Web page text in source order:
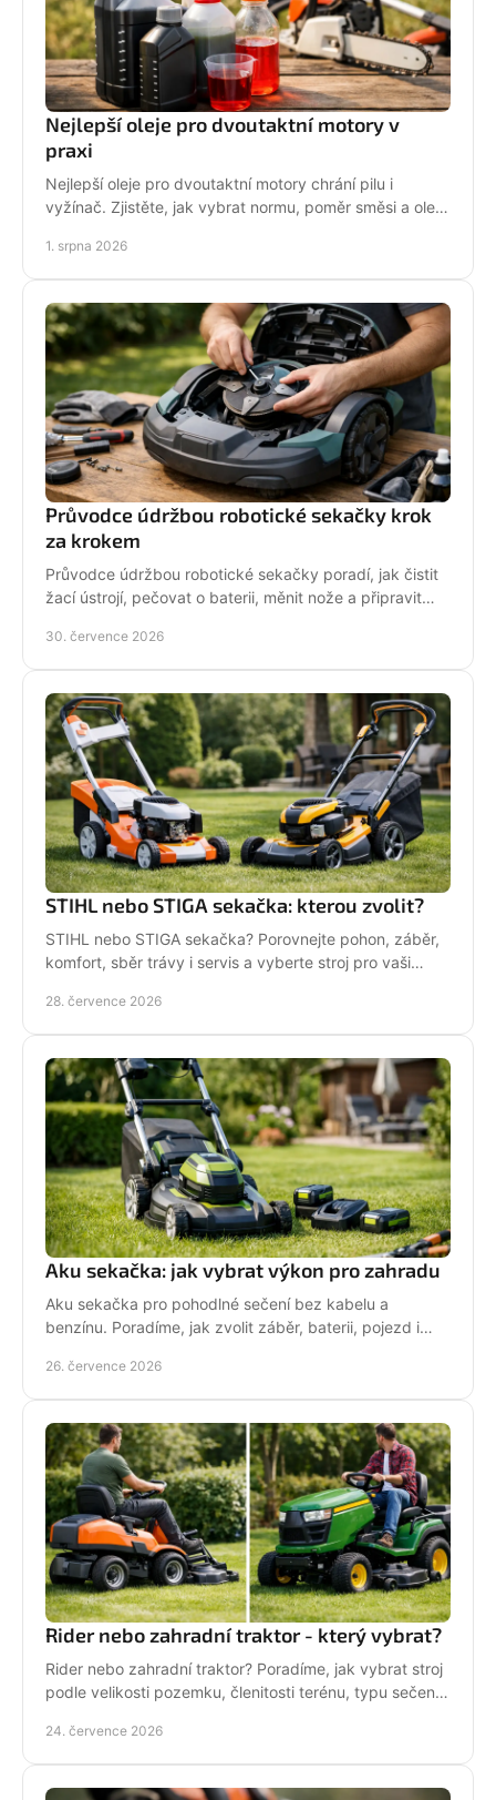
Nejlepší oleje pro dvoutaktní motory v
praxi
Nejlepší oleje pro dvoutaktní motory chrání pilu i
vyžínač. Zjistěte, jak vybrat normu, poměr směsi a olej
1. srpna 2026
Průvodce údržbou robotické sekačky krok
za krokem
Průvodce údržbou robotické sekačky poradí, jak čistit
žací ústrojí, pečovat o baterii, měnit nože a připravit
30. července 2026
STIHL nebo STIGA sekačka: kterou zvolit?
STIHL nebo STIGA sekačka? Porovnejte pohon, záběr,
komfort, sběr trávy i servis a vyberte stroj pro vaši
28. července 2026
Aku sekačka: jak vybrat výkon pro zahradu
Aku sekačka pro pohodlné sečení bez kabelu a
benzínu. Poradíme, jak zvolit záběr, baterii, pojezd i
26. července 2026
Rider nebo zahradní traktor - který vybrat?
Rider nebo zahradní traktor? Poradíme, jak vybrat stroj
podle velikosti pozemku, členitosti terénu, typu sečení
24. července 2026